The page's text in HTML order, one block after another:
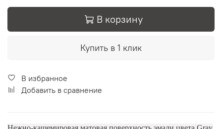
В корзину
Купить в 1 клик
В избранное
Добавить в сравнение